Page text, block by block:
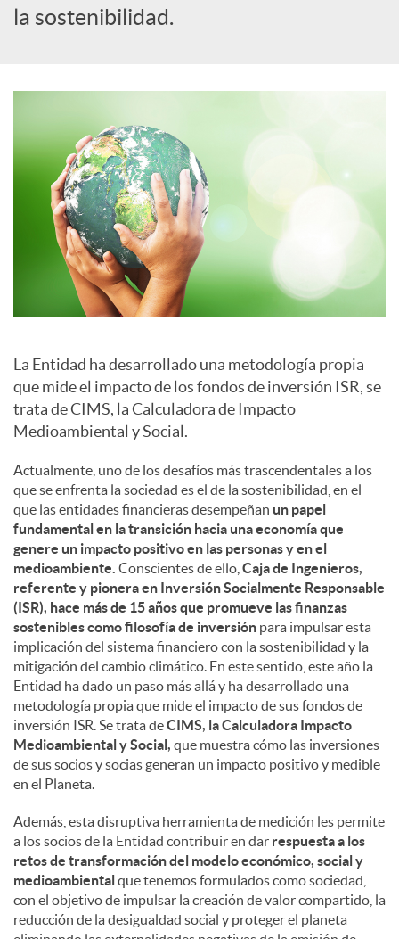
o
c
i
e
s
la sostenibilidad.
La Entidad ha desarrollado una metodología propia
que mide el impacto de los fondos de inversión ISR, se
trata de CIMS, la Calculadora de Impacto
Medioambiental y Social.
Actualmente, uno de los desafíos más trascendentales a los
que se enfrenta la sociedad es el de la sostenibilidad, en el
que las entidades financieras desempeñan un papel
fundamental en la transición hacia una economía que
genere un impacto positivo en las personas y en el
medioambiente. Conscientes de ello, Caja de Ingenieros,
referente y pionera en Inversión Socialmente Responsable
(ISR), hace más de 15 años que promueve las finanzas
sostenibles como filosofía de inversión para impulsar esta
implicación del sistema financiero con la sostenibilidad y la
mitigación del cambio climático. En este sentido, este año la
Entidad ha dado un paso más allá y ha desarrollado una
metodología propia que mide el impacto de sus fondos de
inversión ISR. Se trata deCIMS, la Calculadora Impacto
Medioambiental y Social, que muestra cómo las inversiones
de sus socios y socias generan un impacto positivo y medible
en el Planeta.
Además, esta disruptiva herramienta de medición les permite
a los socios de la Entidad contribuir en dar respuesta a los
retos de transformación del modelo económico, social y
medioambiental que tenemos formulados como sociedad,
con el objetivo de impulsar la creación de valor compartido, la
reducción de la desigualdad social y proteger el planeta